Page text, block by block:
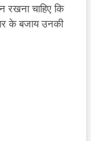
रखना चाहिए कि
के बजाय उनकी